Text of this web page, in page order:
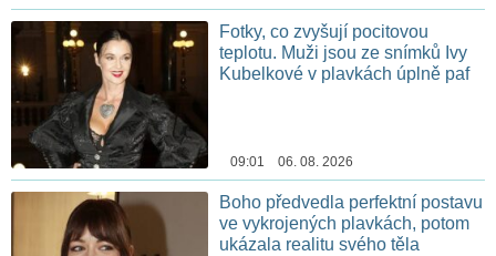
Fotky, co zvyšují pocitovou
teplotu. Muži jsou ze snímků Ivy
Kubelkové v plavkách úplně paf
09:01 06. 08. 2026
Boho předvedla perfektní postavu
ve vykrojených plavkách, potom
ukázala realitu svého těla